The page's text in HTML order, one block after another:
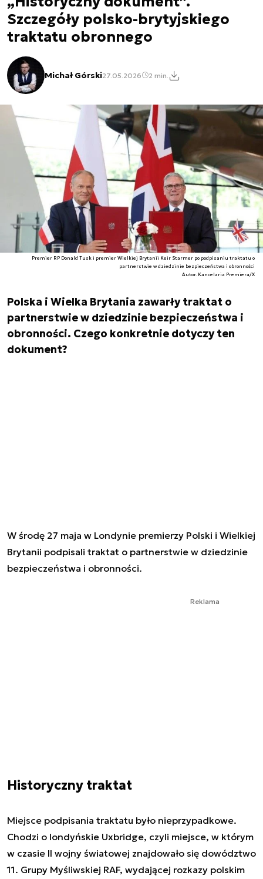
Szczegóły polsko-brytyjskiego
traktatu obronnego
Michał Górski27.05.2026 2 min.
Premier RP Donald Tusk i premier Wielkiej Brytanii Keir Starmer po podpisaniu traktatu o
partnerstwie w dziedzinie bezpieczeństwa i obronności
Autor. Kancelaria Premiera/X
Polska i Wielka Brytania zawarły traktat o
partnerstwie w dziedzinie bezpieczeństwa i
obronności. Czego konkretnie dotyczy ten
dokument?
W środę 27 maja w Londynie premierzy Polski i Wielkiej
Brytanii podpisali traktat o partnerstwie w dziedzinie
bezpieczeństwa i obronności.
Reklama
Historyczny traktat
Miejsce podpisania traktatu było nieprzypadkowe.
Chodzi o londyńskie Uxbridge, czyli miejsce, w którym
w czasie II wojny światowej znajdowało się dowództwo
11. Grupy Myśliwskiej RAF, wydającej rozkazy polskim